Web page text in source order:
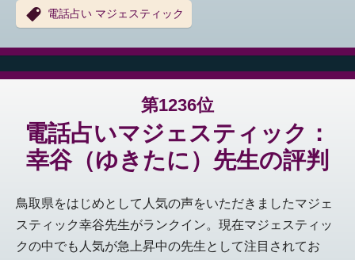
電話占い マジェスティック
第1236位
電話占いマジェスティック：
幸谷（ゆきたに）先生の評判
鳥取県をはじめとして人気の声をいただきましたマジェ
スティック幸谷先生がランクイン。現在マジェスティッ
クの中でも人気が急上昇中の先生として注目されてお